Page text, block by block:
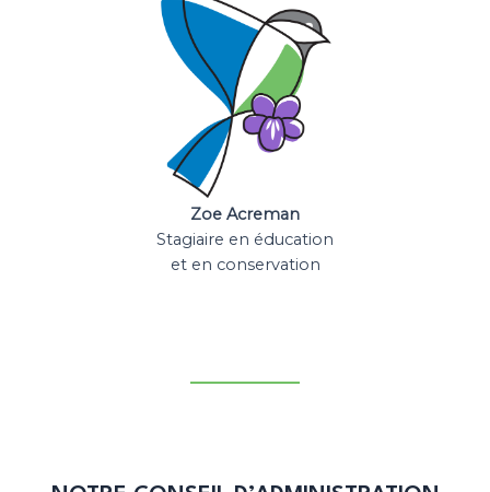
Zoe Acreman
Stagiaire en éducation
et en conservation